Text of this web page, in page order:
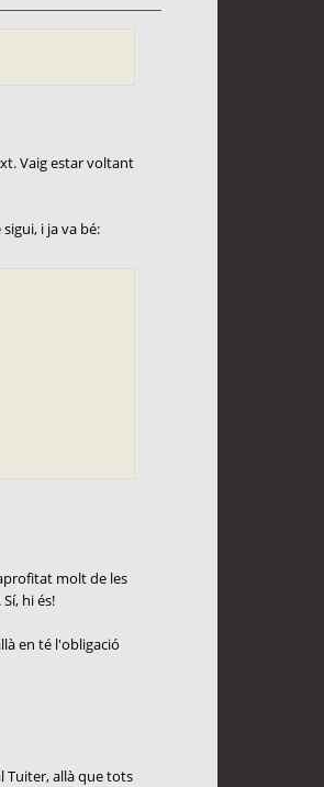
Vaig estar voltant
i ja va bé:
molt de les
hi és!
en té l'obligació
Tuiter, allà que tots